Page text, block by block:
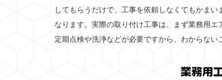
してもらうだけで、工事を依頼しなくてもかま
なります。実際の取り付け工事は、まず業務用
定期点検や洗浄などが必要ですから、わからな
業務用